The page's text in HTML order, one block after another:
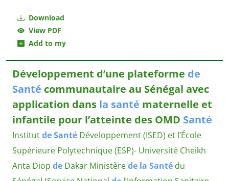
Download
View PDF
Add to my
Développement d’une plateforme de
Santé communautaire au Sénégal avec
application dans la santé maternelle et
infantile pour l’atteinte des OMD Santé
InstitutdeSanté Développement (ISED) et l’École
Supérieure Polytechnique (ESP)- Université Cheikh
Anta Diop de Dakar Ministèrede la Santé du